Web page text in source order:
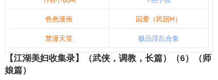
色色漫画 囚爱（民国H）
禁漫天堂 极品淫乱合集
【江湖美妇收集录】（武侠，调教，长篇）（6）（师
娘篇）